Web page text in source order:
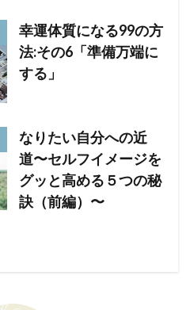
幸運体質になる99の方
法:その6「準備万端に
する」
なりたい自分への近
道〜セルフイメージを
グッと高める５つの秘
訣（前編）〜